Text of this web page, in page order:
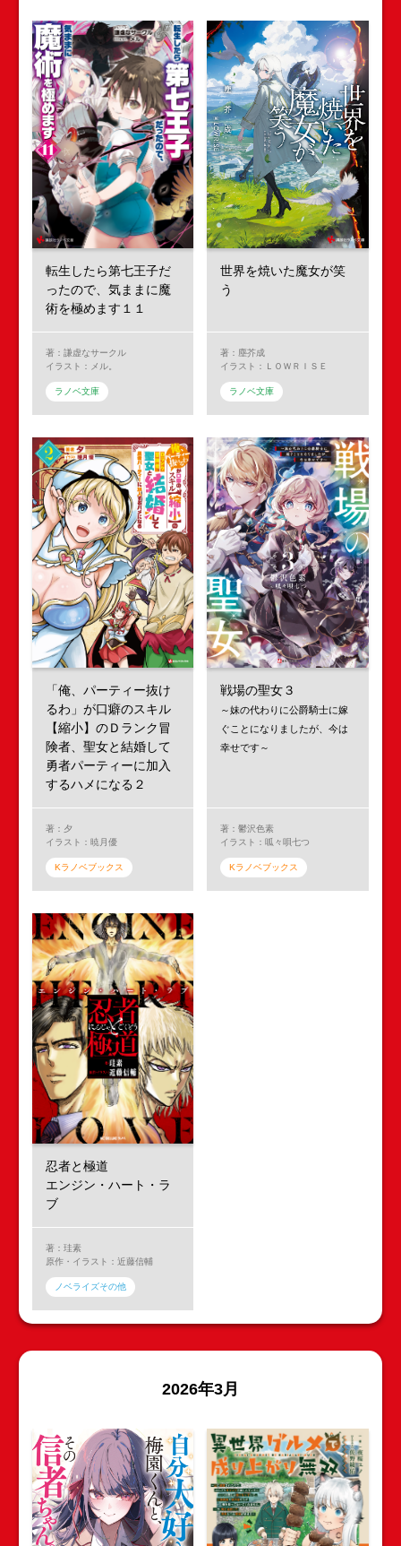
転生したら第七王子だ
ったので、気ままに魔
術を極めます１１
著：謙虚なサークル
イラスト：メル。
ラノベ文庫
世界を焼いた魔女が笑
う
著：塵芥成
イラスト：ＬＯＷＲＩＳＥ
ラノベ文庫
「俺、パーティー抜け
るわ」が口癖のスキル
【縮小】のＤランク冒
険者、聖女と結婚して
勇者パーティーに加入
するハメになる２
著：夕
イラスト：暁月優
Kラノベブックス
戦場の聖女３
～妹の代わりに公爵騎士に嫁
ぐことになりましたが、今は
幸せです～
著：鬱沢色素
イラスト：呱々唄七つ
Kラノベブックス
忍者と極道
エンジン・ハート・ラ
ブ
著：珪素
原作・イラスト：近藤信輔
ノベライズその他
2026年3月